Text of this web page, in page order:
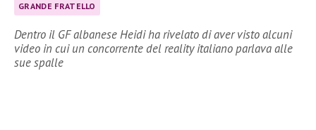
GRANDE FRATELLO
Dentro il GF albanese Heidi ha rivelato di aver visto alcuni
video in cui un concorrente del reality italiano parlava alle
sue spalle